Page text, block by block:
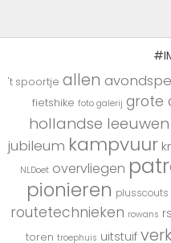
't spoortje allen
fietshike foto galerij grote
hollandse leeuwen
jubileum kampvuur
NLDoet overvliegen
pionieren plusscouts
routetechnieken rowans
toren troephuis uitstuif